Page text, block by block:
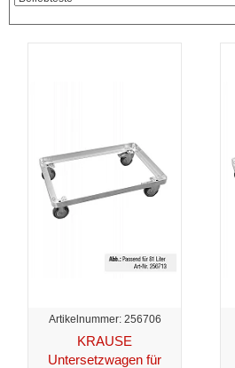
Artikelnummer: 256706
KRAUSE
Untersetzwagen für